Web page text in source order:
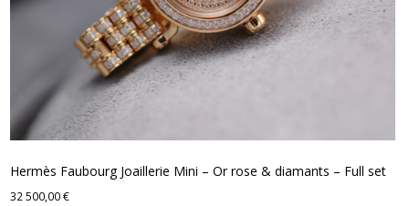
Hermès Faubourg Joaillerie Mini – Or rose & diamants – Full set
32 500,00€